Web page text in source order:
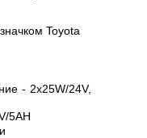
Toyota
- 2х25W/24V,
5AH